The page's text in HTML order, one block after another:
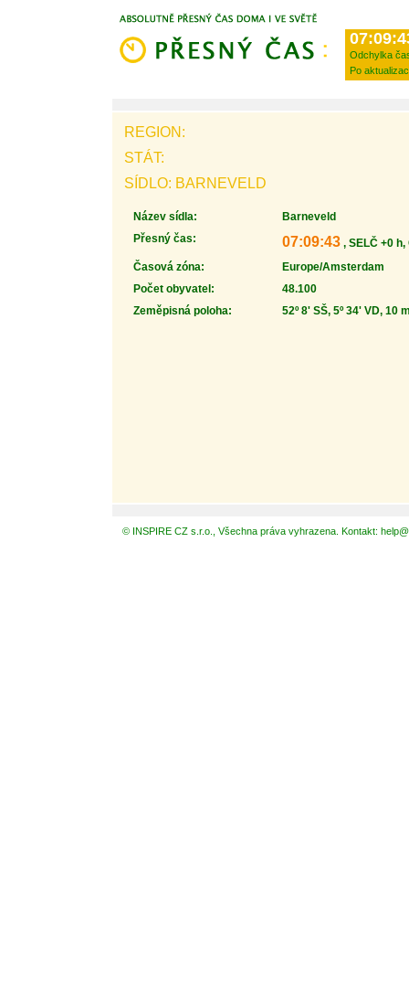
Odchylka
Po
REGION:
STÁT:
SÍDLO: BARNEVELD
Název sídla:
Barneveld
Přesný čas:
07:09:43 , SELČ +0 h,
Časová zóna:
Europe/Amsterdam
Počet obyvatel:
48.100
Zeměpisná poloha:
52º 8' SŠ, 5º 34' VD, 10
© INSPIRE CZ s.r.o., Všechna práva vyhrazena. Kontakt: